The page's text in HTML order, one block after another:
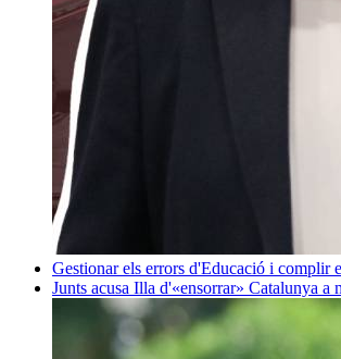
Gestionar els errors d'Educació i complir
Junts acusa Illa d'«ensorrar» Catalunya